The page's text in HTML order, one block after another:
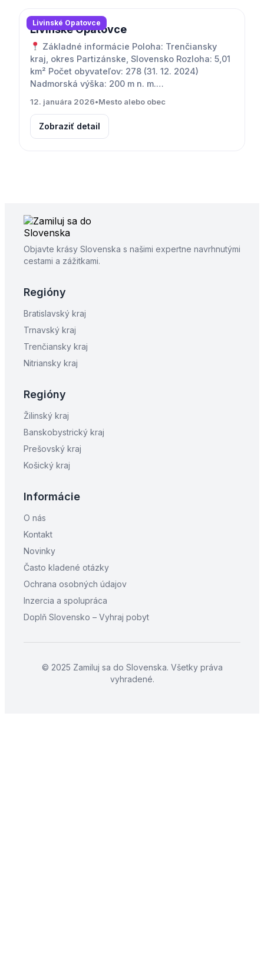
Livinské Opatovce
Livinské Opatovce
Základné informácie Poloha: Trenčiansky
kraj, okres Partizánske, Slovensko Rozloha: 5,01
km² Počet obyvateľov: 278 (31. 12. 2024)
Nadmorská výška: 200 m n. m.…
12. januára 2026•Mesto alebo obec
Zobraziť detail
Objavte krásy Slovenska s našimi expertne navrhnutými
cestami a zážitkami.
Regióny
Bratislavský kraj
Trnavský kraj
Trenčiansky kraj
Nitriansky kraj
Regióny
Žilinský kraj
Banskobystrický kraj
Prešovský kraj
Košický kraj
Informácie
O nás
Kontakt
Novinky
Často kladené otázky
Ochrana osobných údajov
Inzercia a spolupráca
Doplň Slovensko – Vyhraj pobyt
© 2025 Zamiluj sa do Slovenska. Všetky práva
vyhradené.